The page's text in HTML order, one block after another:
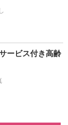
ービス付き高齢